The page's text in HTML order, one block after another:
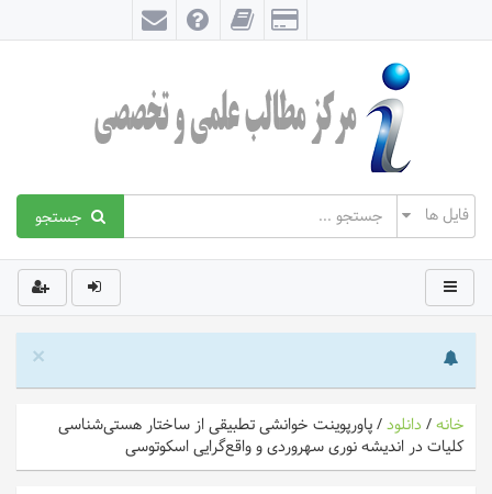
جستجو
×
خانه/ دانلود/پاورپوینت خوانشی تطبیقی از ساختار هستی‌شناسی
کلیات در اندیشه نوری سهروردی و واقع‌گرایی اسکوتوسی